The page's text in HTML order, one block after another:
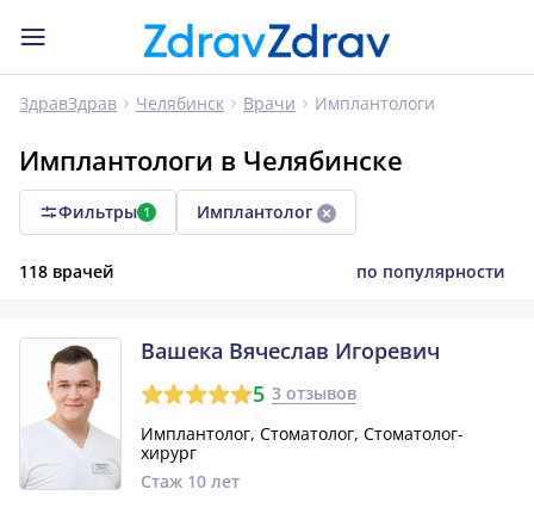
ЗдравЗдрав Челябинск Врачи Имплантологи
Имплантологи в Челябинске
Фильтры 1 Имплантолог
118 врачей по популярности
Вашека Вячеслав Игоревич
5 3 отзывов
Имплантолог, Стоматолог, Стоматолог-
хирург
Стаж 10 лет